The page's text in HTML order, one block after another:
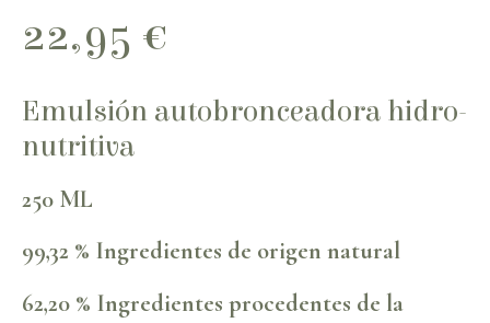
22,95 €
Emulsión autobronceadora hidro-
nutritiva
250 ML
99,32 % Ingredientes de origen natural
62,20 % Ingredientes procedentes de la